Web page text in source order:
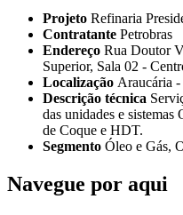
Projeto Refinaria
Contratante Petrobras
Endereço Rua Doutor
Superior, Sala 02 -
Localização Araucária -
Descrição técnica
das unidades e sistemas
de Coque e HDT.
Segmento Óleo e Gás,
Navegue por aqui